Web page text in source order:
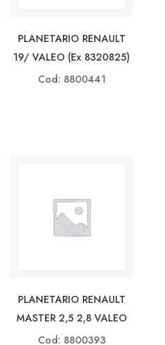
PLANETARIO RENAULT
19/ VALEO (ex 8320825)
Cod: 8800441
PLANETARIO RENAULT
MASTER 2,5 2,8 VALEO
Cod: 8800393